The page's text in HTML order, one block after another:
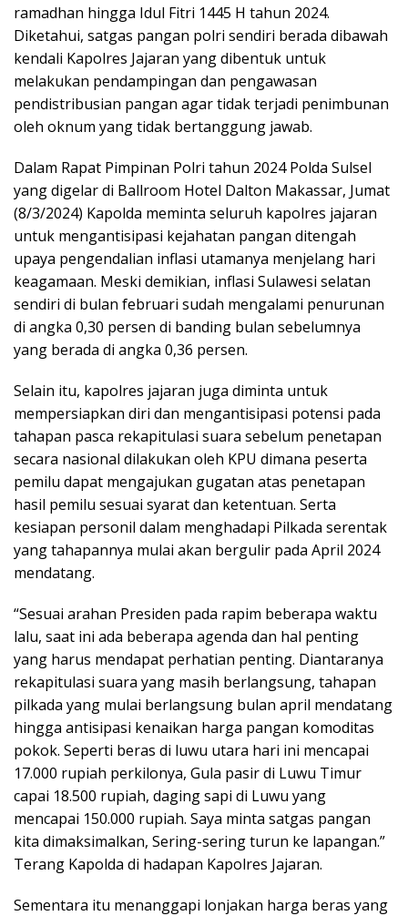
ramadhan hingga Idul Fitri 1445 H tahun 2024.
Diketahui, satgas pangan polri sendiri berada dibawah
kendali Kapolres Jajaran yang dibentuk untuk
melakukan pendampingan dan pengawasan
pendistribusian pangan agar tidak terjadi penimbunan
oleh oknum yang tidak bertanggung jawab.
Dalam Rapat Pimpinan Polri tahun 2024 Polda Sulsel
yang digelar di Ballroom Hotel Dalton Makassar, Jumat
(8/3/2024) Kapolda meminta seluruh kapolres jajaran
untuk mengantisipasi kejahatan pangan ditengah
upaya pengendalian inflasi utamanya menjelang hari
keagamaan. Meski demikian, inflasi Sulawesi selatan
sendiri di bulan februari sudah mengalami penurunan
di angka 0,30 persen di banding bulan sebelumnya
yang berada di angka 0,36 persen.
Selain itu, kapolres jajaran juga diminta untuk
mempersiapkan diri dan mengantisipasi potensi pada
tahapan pasca rekapitulasi suara sebelum penetapan
secara nasional dilakukan oleh KPU dimana peserta
pemilu dapat mengajukan gugatan atas penetapan
hasil pemilu sesuai syarat dan ketentuan. Serta
kesiapan personil dalam menghadapi Pilkada serentak
yang tahapannya mulai akan bergulir pada April 2024
mendatang.
“Sesuai arahan Presiden pada rapim beberapa waktu
lalu, saat ini ada beberapa agenda dan hal penting
yang harus mendapat perhatian penting. Diantaranya
rekapitulasi suara yang masih berlangsung, tahapan
pilkada yang mulai berlangsung bulan april mendatang
hingga antisipasi kenaikan harga pangan komoditas
pokok. Seperti beras di luwu utara hari ini mencapai
17.000 rupiah perkilonya, Gula pasir di Luwu Timur
capai 18.500 rupiah, daging sapi di Luwu yang
mencapai 150.000 rupiah. Saya minta satgas pangan
kita dimaksimalkan, Sering-sering turun ke lapangan.”
Terang Kapolda di hadapan Kapolres Jajaran.
Sementara itu menanggapi lonjakan harga beras yang